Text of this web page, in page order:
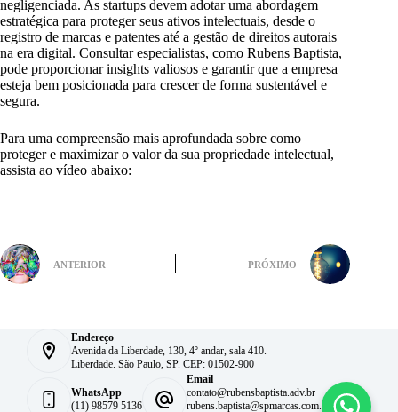
negligenciada. As startups devem adotar uma abordagem
estratégica para proteger seus ativos intelectuais, desde o
registro de marcas e patentes até a gestão de direitos autorais
na era digital. Consultar especialistas, como Rubens Baptista,
pode proporcionar insights valiosos e garantir que a empresa
esteja bem posicionada para crescer de forma sustentável e
segura.
Para uma compreensão mais aprofundada sobre como
proteger e maximizar o valor da sua propriedade intelectual,
assista ao vídeo abaixo:
ANTERIOR PRÓXIMO
Endereço
Avenida da Liberdade, 130, 4º andar, sala 410.
Liberdade. São Paulo, SP. CEP: 01502-900
WhatsApp
(11) 98579 5136
Email
contato@rubensbaptista.adv.br
rubens.baptista@spmarcas.com.br